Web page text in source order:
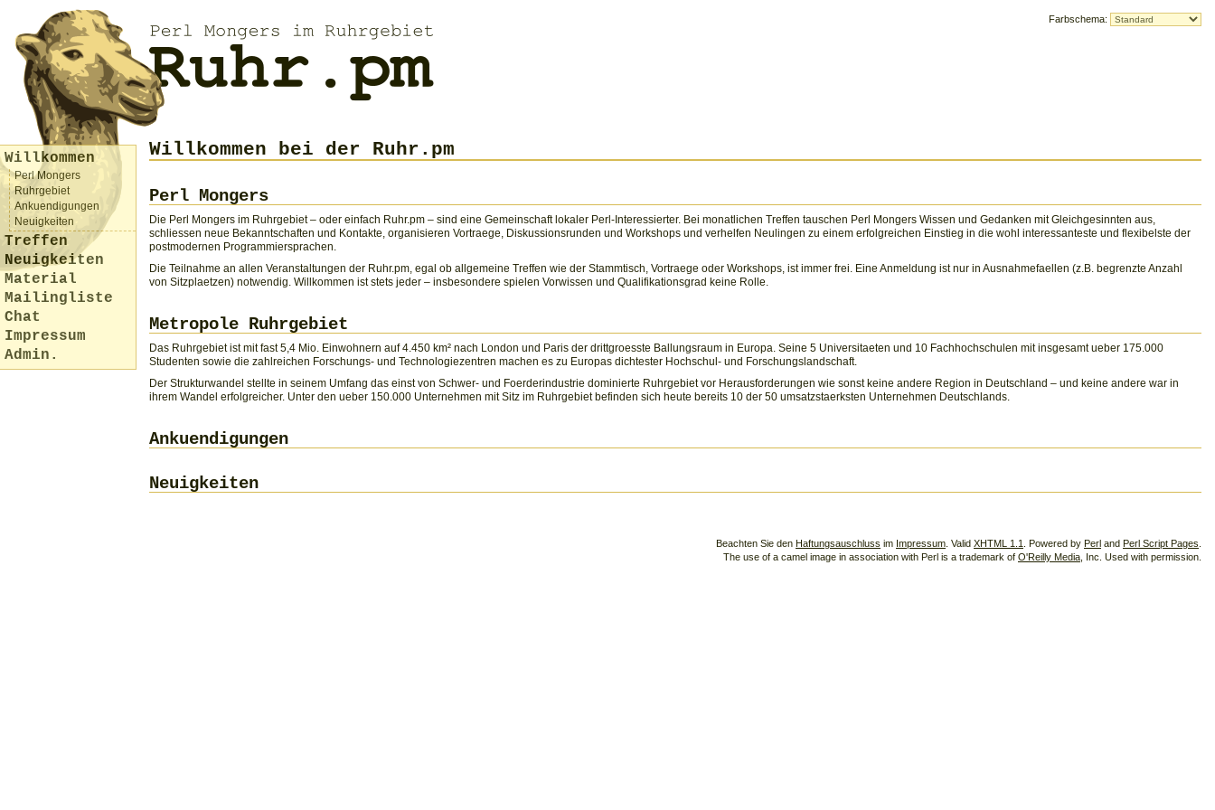
Willkommen
Perl Mongers
Ruhrgebiet
Ankuendigungen
Neuigkeiten
Treffen
Neuigkeiten
Material
Mailingliste
Chat
Impressum
Admin.
Willkommen bei der Ruhr.pm
Perl Mongers
Die Perl Mongers im Ruhrgebiet – oder einfach Ruhr.pm – sind eine Gemeinschaft lokaler Perl-Interessierter. Bei monatlichen Treffen tauschen Perl Mongers Wissen und Gedanken mit Gleichgesinnten aus,
schliessen neue Bekanntschaften und Kontakte, organisieren Vortraege, Diskussionsrunden und Workshops und verhelfen Neulingen zu einem erfolgreichen Einstieg in die wohl interessanteste und flexibelste der
postmodernen Programmiersprachen.
Die Teilnahme an allen Veranstaltungen der Ruhr.pm, egal ob allgemeine Treffen wie der Stammtisch, Vortraege oder Workshops, ist immer frei. Eine Anmeldung ist nur in Ausnahmefaellen (z.B. begrenzte Anzahl
von Sitzplaetzen) notwendig. Willkommen ist stets jeder – insbesondere spielen Vorwissen und Qualifikationsgrad keine Rolle.
Metropole Ruhrgebiet
Das Ruhrgebiet ist mit fast 5,4 Mio. Einwohnern auf 4.450 km² nach London und Paris der drittgroesste Ballungsraum in Europa. Seine 5 Universitaeten und 10 Fachhochschulen mit insgesamt ueber 175.000
Studenten sowie die zahlreichen Forschungs- und Technologiezentren machen es zu Europas dichtester Hochschul- und Forschungslandschaft.
Der Strukturwandel stellte in seinem Umfang das einst von Schwer- und Foerderindustrie dominierte Ruhrgebiet vor Herausforderungen wie sonst keine andere Region in Deutschland – und keine andere war in
ihrem Wandel erfolgreicher. Unter den ueber 150.000 Unternehmen mit Sitz im Ruhrgebiet befinden sich heute bereits 10 der 50 umsatzstaerksten Unternehmen Deutschlands.
Ankuendigungen
Neuigkeiten
Beachten Sie den Haftungsauschluss im Impressum . Valid XHTML 1.1 . Powered by Perl and Perl Script Pages
The use of a camel image in association with Perl is a trademark of O'Reilly Media , Inc. Used with permission.
Farbschema: